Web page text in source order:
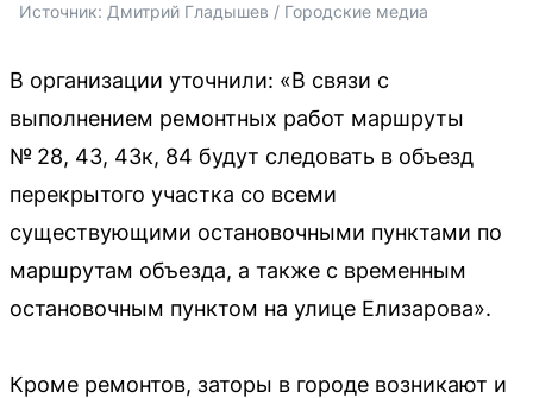
Источник: Дмитрий Гладышев / Городские медиа
В организации уточнили: «В связи с
выполнением ремонтных работ маршруты
№ 28, 43, 43к, 84 будут следовать в объезд
перекрытого участка со всеми
существующими остановочными пунктами по
маршрутам объезда, а также с временным
остановочным пунктом на улице Елизарова».
Кроме ремонтов, заторы в городе возникают и